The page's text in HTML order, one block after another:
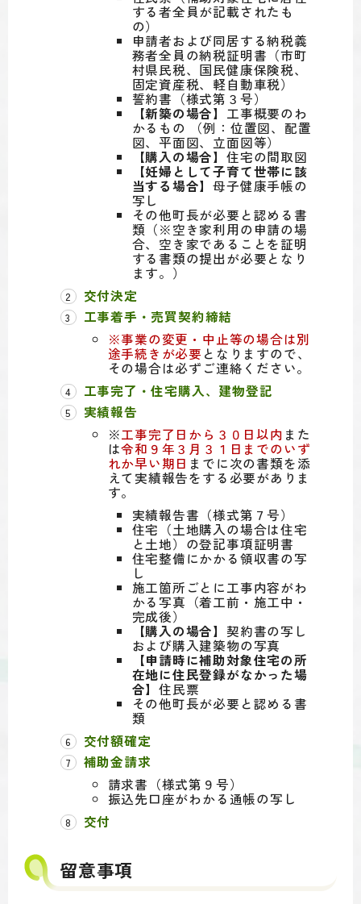
する者全員が記載されたも
の）
申請者および同居する納税義
務者全員の納税証明書（市町
村県民税、国民健康保険税、
固定資産税、軽自動車税）
誓約書（様式第３号）
【新築の場合】 工事概要のわ
かるもの （例：位置図、配置
図、平面図、立面図等）
【購入の場合】住宅の間取図
【妊婦として子育て世帯に該
当する場合】母子健康手帳の
写し
その他町長が必要と認める書
類（※空き家利用の申請の場
合、空き家であることを証明
する書類の提出が必要となり
ます。）
交付決定
工事着手・売買契約締結
※事業の変更・中止等の場合は別
途手続きが必要 となりますので、
その場合は必ずご連絡ください。
工事完了・住宅購入、建物登記
実績報告
※工事完了日から３０日以内 また
は令和９年３月３１日までのいず
れか早い期日 までに次の書類を添
えて実績報告をする必要がありま
す。
実績報告書（様式第７号）
住宅（土地購入の場合は住宅
と土地）の登記事項証明書
住宅整備にかかる領収書の写
し
施工箇所ごとに工事内容がわ
かる写真（着工前・施工中・
完成後）
【購入の場合】 契約書の写し
および購入建築物の写真
【申請時に補助対象住宅の所
在地に住民登録がなかった場
合】住民票
その他町長が必要と認める書
類
交付額確定
補助金請求
請求書（様式第９号）
振込先口座がわかる通帳の写し
交付
留意事項